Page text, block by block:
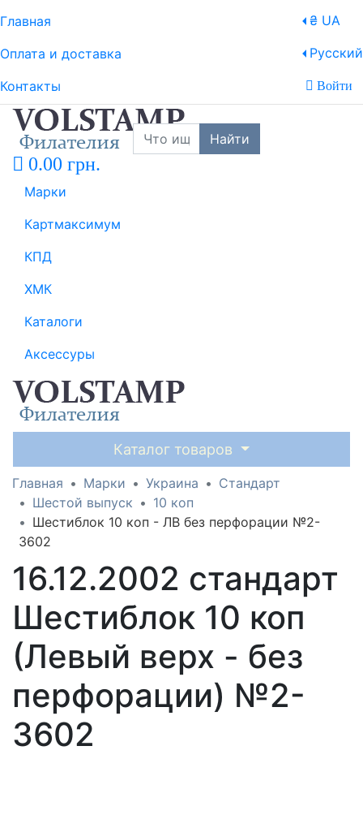
Главная
Оплата и доставка
Контакты
₴ UA
Русский
Войти
Найти
0.00 грн.
Марки
Картмаксимум
КПД
ХМК
Каталоги
Аксессуры
Каталог товаров
Главная Марки Украина
Стандарт
Шестой выпуск
10 коп
Шестиблок 10 коп - ЛВ без перфорации №2-
3602
16.12.2002 стандарт
Шестиблок 10 коп
(Левый верх - без
перфорации) №2-
3602